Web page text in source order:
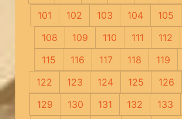
101
102 103 104 105
108
109 110 111 112
115
116 117 118 119
122
123 124 125 126
129
130 131 132 133